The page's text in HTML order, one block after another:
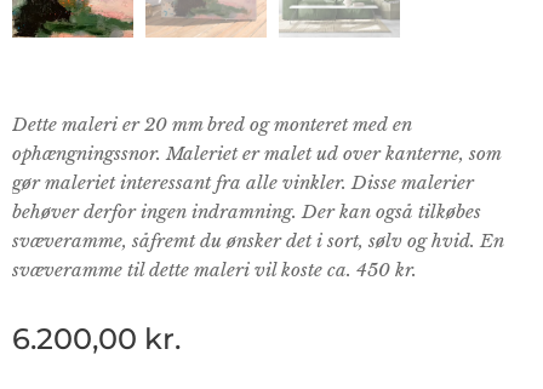
Dette maleri er 20 mm bred og monteret med en
ophængningssnor. Maleriet er malet ud over kanterne, som
gør maleriet interessant fra alle vinkler. Disse malerier
behøver derfor ingen indramning. Der kan også tilkøbes
svæveramme, såfremt du ønsker det i sort, sølv og hvid. En
svæveramme til dette maleri vil koste ca. 450 kr.
6.200,00 kr.